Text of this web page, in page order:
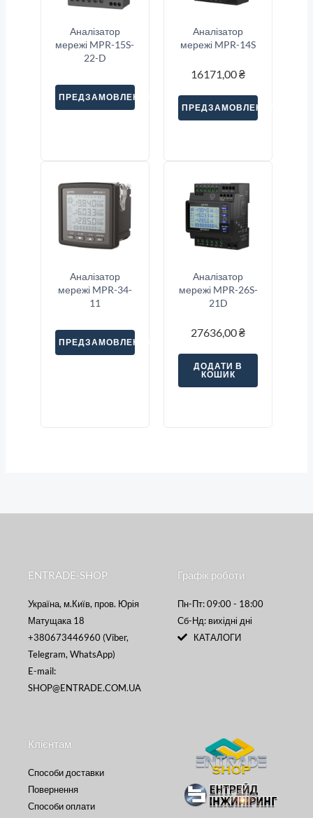
Аналізатор
мережі MPR-15S-
22-D
ПРЕДЗАМОВЛЕННЯ
Аналізатор
мережі MPR-14S
16171,00₴
ПРЕДЗАМОВЛЕННЯ
Аналізатор
мережі MPR-34-
11
ПРЕДЗАМОВЛЕННЯ
Аналізатор
мережі MPR-26S-
21D
27636,00₴
ДОДАТИ В
КОШИК
ENTRADE-SHOP
Україна, м.Київ, пров. Юрія
Матущака 18
+380673446960 (Viber,
Telegram, WhatsApp)
E-mail:
SHOP@ENTRADE.COM.UA
Графік роботи
Пн-Пт: 09:00 - 18:00
Сб-Нд: вихідні дні
КАТАЛОГИ
Клієнтам
Способи доставки
Повернення
Способи оплати